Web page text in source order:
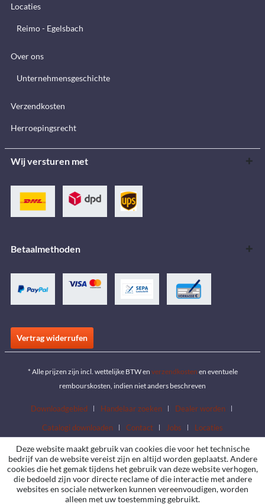
Locaties
Reimo - Egelsbach
Over ons
Unternehmensgeschichte
Verzendkosten
Herroepingsrecht
Wij versturen met
Betaalmethoden
Vertrag widerrufen
* Alle prijzen zijn incl. wettelijke BTW en verzendkosten en eventuele
rembourskosten, indien niet anders beschreven
Downloadgebied Handelaar zoeken
Dealer worden
Catalogi downloaden
Contact Jobs Locaties
Deze website maakt gebruik van cookies die voor het technische
bedrijf van de website vereist zijn en altijd worden geplaatst. Andere
cookies die het gemak tijdens het gebruik van deze website verhogen,
die bedoeld zijn voor directe reclame of die interactie met andere
websites en sociale netwerken kunnen vereenvoudigen, worden
alleen met uw toestemming gebruikt.